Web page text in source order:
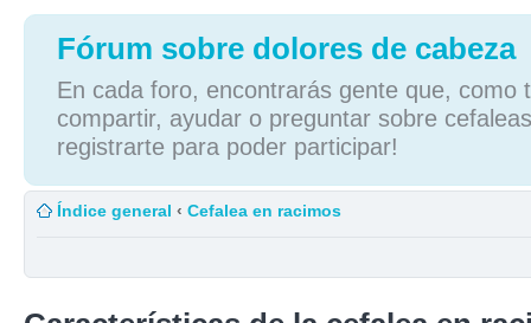
Fórum sobre dolores de cabeza
En cada foro, encontrarás gente que, como
compartir, ayudar o preguntar sobre
registrarte para poder participar!
Índice general ‹ Cefalea en racimos